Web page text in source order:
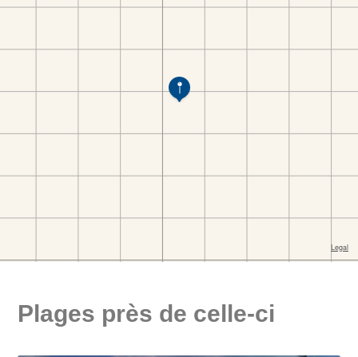
Plages près de celle-ci